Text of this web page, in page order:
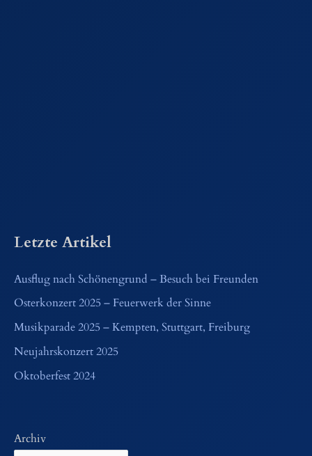
Letzte Artikel
Ausflug nach Schönengrund – Besuch bei Freunden
Osterkonzert 2025 – Feuerwerk der Sinne
Musikparade 2025 – Kempten, Stuttgart, Freiburg
Neujahrskonzert 2025
Oktoberfest 2024
Archiv